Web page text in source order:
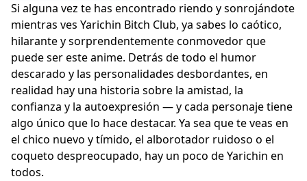
Si alguna vez te has encontrado riendo y sonrojándote
mientras ves Yarichin Bitch Club, ya sabes lo caótico,
hilarante y sorprendentemente conmovedor que
puede ser este anime. Detrás de todo el humor
descarado y las personalidades desbordantes, en
realidad hay una historia sobre la amistad, la
confianza y la autoexpresión — y cada personaje tiene
algo único que lo hace destacar. Ya sea que te veas en
el chico nuevo y tímido, el alborotador ruidoso o el
coqueto despreocupado, hay un poco de Yarichin en
todos.